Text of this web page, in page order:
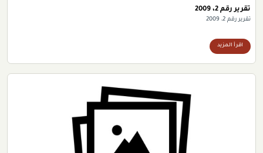
تقرير رقم 2، 2009
تقرير رقم 2، 2009
اقرأ المزيد